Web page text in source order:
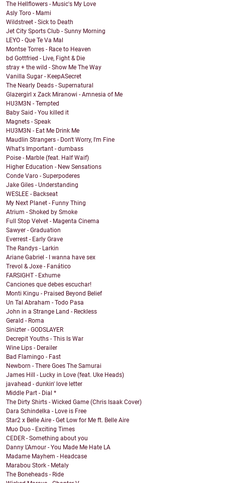
The Hellflowers - Music's My Love
Asly Toro - Mami
Wildstreet - Sick to Death
Jet City Sports Club - Sunny Morning
LEYO - Que Te Va Mal
Montse Torres - Race to Heaven
bd Gottfried - Live, Fight & Die
stray + the wild - Show Me The Way
Vanilla Sugar - KeepASecret
The Nearly Deads - Supernatural
Glazergirl x Zack Miranowi - Amnesia of Me
HU3M3N - Tempted
Baby Said - You killed it
Magnets - Speak
HU3M3N - Eat Me Drink Me
Maudlin Strangers - Don't Worry, I'm Fine
What's Important - dumbass
Poise - Marble (feat. Half Waif)
Higher Education - New Sensations
Conde Varo - Superpoderes
Jake Giles - Understanding
WESLEE - Backseat
My Next Planet - Funny Thing
Atrium - Shoked by Smoke
Full Stop Velvet - Magenta Cinema
Sawyer - Graduation
Everrest - Early Grave
The Randys - Larkin
Ariane Gabriel - I wanna have sex
Trevol & Joxe - Fanático
FARSIGHT - Exhume
Canciones que debes escuchar!
Monti Kingu - Praised Beyond Belief
Un Tal Abraham - Todo Pasa
John in a Strange Land - Reckless
Gerald - Roma
Sinizter - GODSLAYER
Decrepit Youths - This Is War
Wine Lips - Derailer
Bad Flamingo - Fast
Newborn - There Goes The Samurai
James Hill - Lucky in Love (feat. Uke Heads)
javahead - dunkin' love letter
Middle Part - Dial *
The Dirty Shirts - Wicked Game (Chris Isaak Cover)
Dara Schindelka - Love is Free
Star2 x Belle Aire - Get Low for Me ft. Belle Aire
Muo Duo - Exciting Times
CEDER - Something about you
Danny L'Amour - You Made Me Hate LA
Madame Mayhem - Headcase
Marabou Stork - Metaly
The Boneheads - Ride